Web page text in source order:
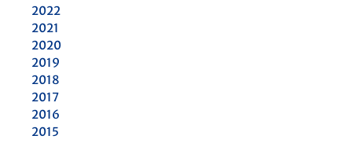
2022
2021
2020
2019
2018
2017
2016
2015